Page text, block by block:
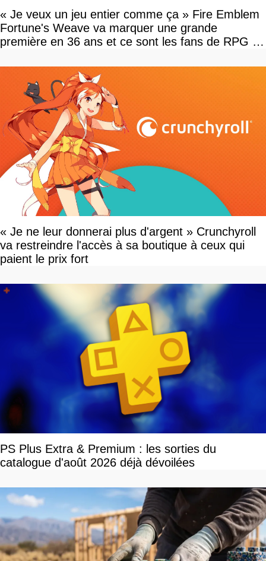
« Je veux un jeu entier comme ça » Fire Emblem
Fortune's Weave va marquer une grande
première en 36 ans et ce sont les fans de RPG en
« Je ne leur donnerai plus d'argent » Crunchyroll
va restreindre l'accès à sa boutique à ceux qui
paient le prix fort
PS Plus Extra & Premium : les sorties du
catalogue d'août 2026 déjà dévoilées